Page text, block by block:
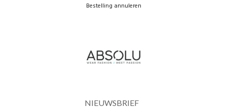
Bestelling annuleren
NIEUWSBRIEF